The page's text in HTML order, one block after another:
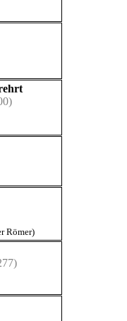
Römer)